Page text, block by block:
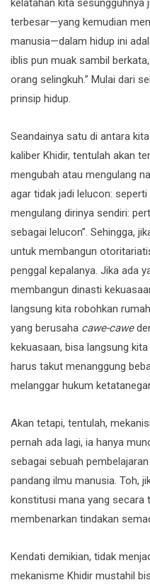
terbesar—yang kemudian
manusia—dalam hidup ini
iblis pun muak sambil
orang selingkuh.” Mulai dari
prinsip hidup.
Seandainya satu di antara
kaliber Khidir, tentulah akan
mengubah atau mengulang
agar tidak jadi lelucon: seperti
mengulang dirinya sendiri:
sebagai lelucon”. Sehingga,
untuk membangun
penggal kepalanya. Jika ada
membangun dinasti
langsung kita robohkan
yang berusaha cawe-cawe
kekuasaan, bisa langsung
harus takut menanggung
melanggar hukum
Akan tetapi, tentulah,
pernah ada lagi, ia hanya
sebagai sebuah
pandang ilmu manusia. Toh,
konstitusi mana yang secara
membenarkan tindakan
Kendati demikian, tidak
mekanisme Khidir mustahil